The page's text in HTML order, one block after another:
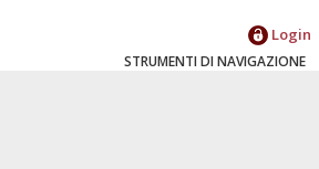
Login
STRUMENTI DI NAVIGAZIONE